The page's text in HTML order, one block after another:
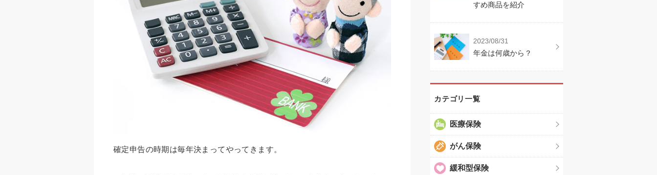
確定申告の時期は毎年決まってやってきます。
すめ商品を紹介
2023/08/31
年金は何歳から？
カテゴリ一覧
医療保険
がん保険
緩和型保険